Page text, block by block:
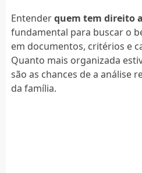
Entenderquem tem direito
fundamental para buscar o
em documentos, critérios e
Quanto mais organizada
são as chances de a análise
da família.